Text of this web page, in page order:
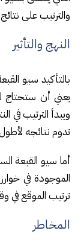
والترتيب على
النهج والتأثير
بالتأكيد سيو
يعني أن ستحتاج
ويبدأ الترتيب في
تدوم نتائجه
أما سيو القبعة
الموجودة في
ترتيب الموقع في
المخاطر